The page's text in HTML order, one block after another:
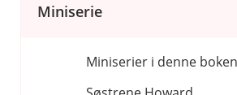
Miniserie
Miniserier i denne boken